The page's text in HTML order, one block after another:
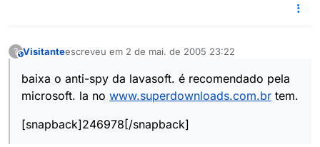
?This user is from outside of this forum
Visitanteescreveu em 2 de mai. de 2005 23:22
última edição por
baixa o anti-spy da lavasoft. é recomendado pela
microsoft. la no www.superdownloads.com.br tem.
[snapback]246978[/snapback]